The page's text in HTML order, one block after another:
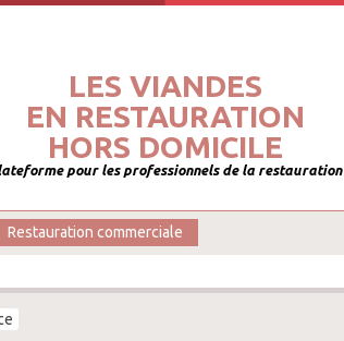
LES VIANDES
EN RESTAURATION
HORS DOMICILE
pour les professionnels de la restauration
Restauration commerciale